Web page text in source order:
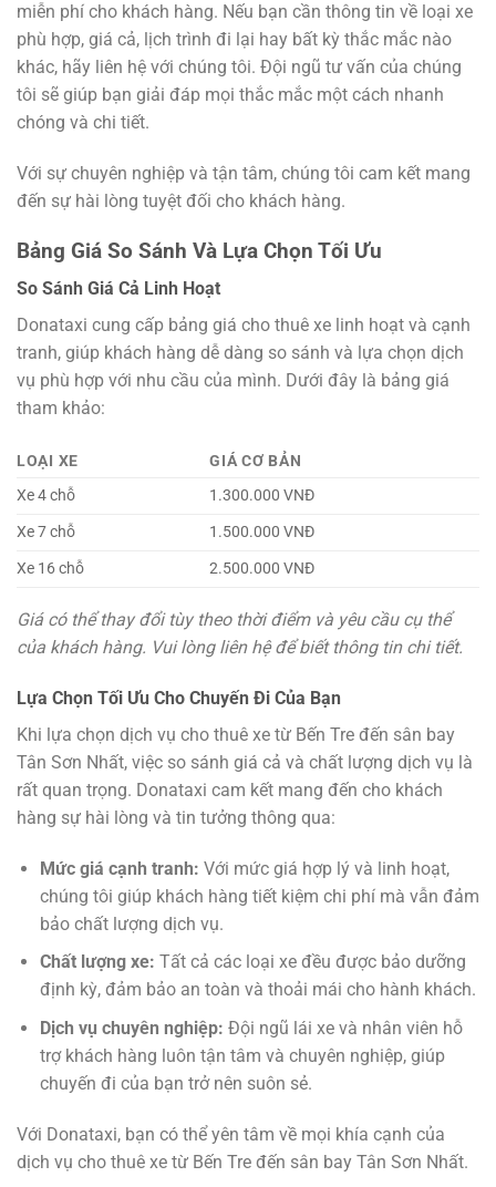
miễn phí cho khách hàng. Nếu bạn cần thông tin về loại xe
phù hợp, giá cả, lịch trình đi lại hay bất kỳ thắc mắc nào
khác, hãy liên hệ với chúng tôi. Đội ngũ tư vấn của chúng
tôi sẽ giúp bạn giải đáp mọi thắc mắc một cách nhanh
chóng và chi tiết.
Với sự chuyên nghiệp và tận tâm, chúng tôi cam kết mang
đến sự hài lòng tuyệt đối cho khách hàng.
Bảng Giá So Sánh Và Lựa Chọn Tối Ưu
So Sánh Giá Cả Linh Hoạt
Donataxi cung cấp bảng giá cho thuê xe linh hoạt và cạnh
tranh, giúp khách hàng dễ dàng so sánh và lựa chọn dịch
vụ phù hợp với nhu cầu của mình. Dưới đây là bảng giá
tham khảo:
LOẠI XE
GIÁ CƠ BẢN
Xe 4 chỗ
1.300.000 VNĐ
Xe 7 chỗ
1.500.000 VNĐ
Xe 16 chỗ
2.500.000 VNĐ
Giá có thể thay đổi tùy theo thời điểm và yêu cầu cụ thể
của khách hàng. Vui lòng liên hệ để biết thông tin chi tiết.
Lựa Chọn Tối Ưu Cho Chuyến Đi Của Bạn
Khi lựa chọn dịch vụ cho thuê xe từ Bến Tre đến sân bay
Tân Sơn Nhất, việc so sánh giá cả và chất lượng dịch vụ là
rất quan trọng. Donataxi cam kết mang đến cho khách
hàng sự hài lòng và tin tưởng thông qua:
Mức giá cạnh tranh: Với mức giá hợp lý và linh hoạt,
chúng tôi giúp khách hàng tiết kiệm chi phí mà vẫn đảm
bảo chất lượng dịch vụ.
Chất lượng xe: Tất cả các loại xe đều được bảo dưỡng
định kỳ, đảm bảo an toàn và thoải mái cho hành khách.
Dịch vụ chuyên nghiệp: Đội ngũ lái xe và nhân viên hỗ
trợ khách hàng luôn tận tâm và chuyên nghiệp, giúp
chuyến đi của bạn trở nên suôn sẻ.
Với Donataxi, bạn có thể yên tâm về mọi khía cạnh của
dịch vụ cho thuê xe từ Bến Tre đến sân bay Tân Sơn Nhất.